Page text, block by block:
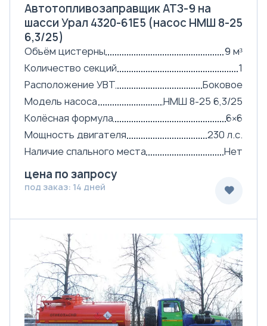
Автотопливозаправщик АТЗ-9 на
шасси Урал 4320-61Е5 (насос НМШ 8-25
6,3/25)
Объём цистерны
9 м³
Количество секций
1
Расположение УВТ
Боковое
Модель насоса
НМШ 8-25 6,3/25
Колёсная формула
6×6
Мощность двигателя
230 л.с.
Наличие спального места
Нет
цена по запросу
под заказ: 14 дней